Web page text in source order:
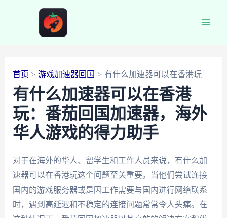
首页 游戏加速器回国 有什么加速器可以在香港玩
有什么加速器可以在香港
玩：番茄回国加速器，海外
华人游戏的得力助手
对于在海外的华人、留学生和工作人员来说，有什么加
速器可以在香港玩这个问题至关重要。当他们尝试连接
国内的游戏服务器或是因工作需要与国内进行网络联系
时，遇到高延迟和不稳定的连接问题常常令人头痛。在